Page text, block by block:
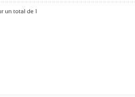
un total de 1